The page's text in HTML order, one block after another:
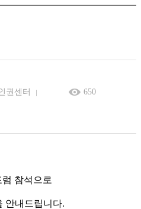
권센터 650
럼 참석으로
안내드립니다.